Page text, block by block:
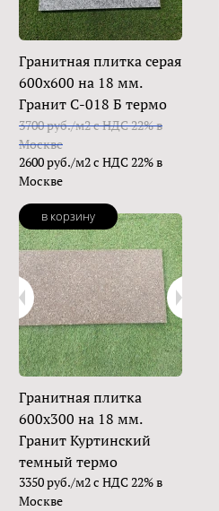
Гранитная плитка серая
600х600 на 18 мм.
Гранит С-018 Б термо
3700 руб./м2 с НДС 22% в
Москве
2600 руб./м2 с НДС 22% в
Москве
в корзину
Гранитная плитка
600х300 на 18 мм.
Гранит Куртинский
темный термо
3350 руб./м2 с НДС 22% в
Москве